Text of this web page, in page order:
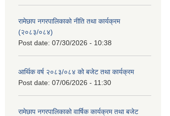
रामेछाप नगरपालिकाको नीति तथा कार्यक्रम
(२०८३/०८४)
Post date: 07/30/2026 - 10:38
आर्थिक वर्ष २०८३/०८४ को बजेट तथा कार्यक्रम
Post date: 07/06/2026 - 11:30
रामेछाप नगरपालिकाको वार्षिक कार्यक्रम तथा बजेट